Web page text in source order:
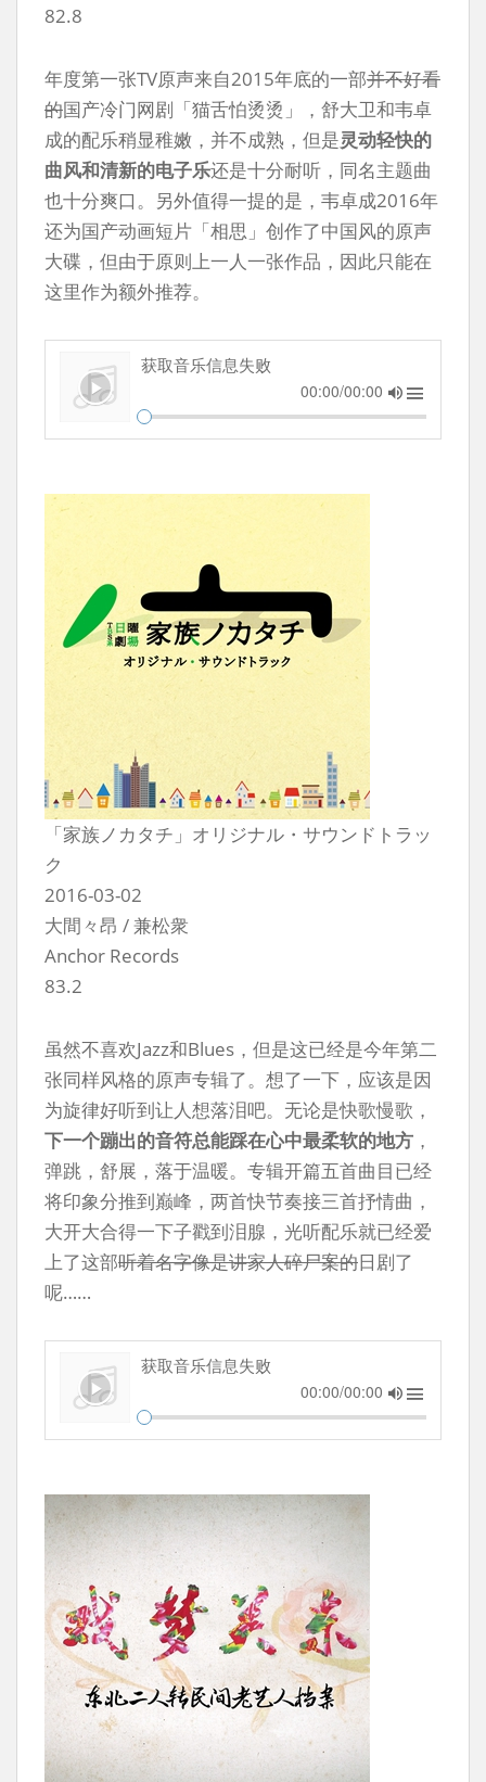
82.8
年度第一张TV原声来自2015年底的一部并不好看
的国产冷门网剧「猫舌怕烫烫」，舒大卫和韦卓
成的配乐稍显稚嫩，并不成熟，但是灵动轻快的
曲风和清新的电子乐还是十分耐听，同名主题曲
也十分爽口。另外值得一提的是，韦卓成2016年
还为国产动画短片「相思」创作了中国风的原声
大碟，但由于原则上一人一张作品，因此只能在
这里作为额外推荐。
获取音乐信息失败
00:00/00:00
「家族ノカタチ」オリジナル・サウンドトラッ
ク
2016-03-02
大間々昂 / 兼松衆
Anchor Records
83.2
虽然不喜欢Jazz和Blues，但是这已经是今年第二
张同样风格的原声专辑了。想了一下，应该是因
为旋律好听到让人想落泪吧。无论是快歌慢歌，
下一个蹦出的音符总能踩在心中最柔软的地方 ，
弹跳，舒展，落于温暖。专辑开篇五首曲目已经
将印象分推到巅峰，两首快节奏接三首抒情曲，
大开大合得一下子戳到泪腺，光听配乐就已经爱
上了这部听着名字像是讲家人碎尸案的日剧了
呢……
获取音乐信息失败
00:00/00:00